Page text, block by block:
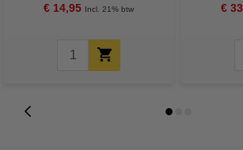
€ 14,95 Incl. 21% btw €